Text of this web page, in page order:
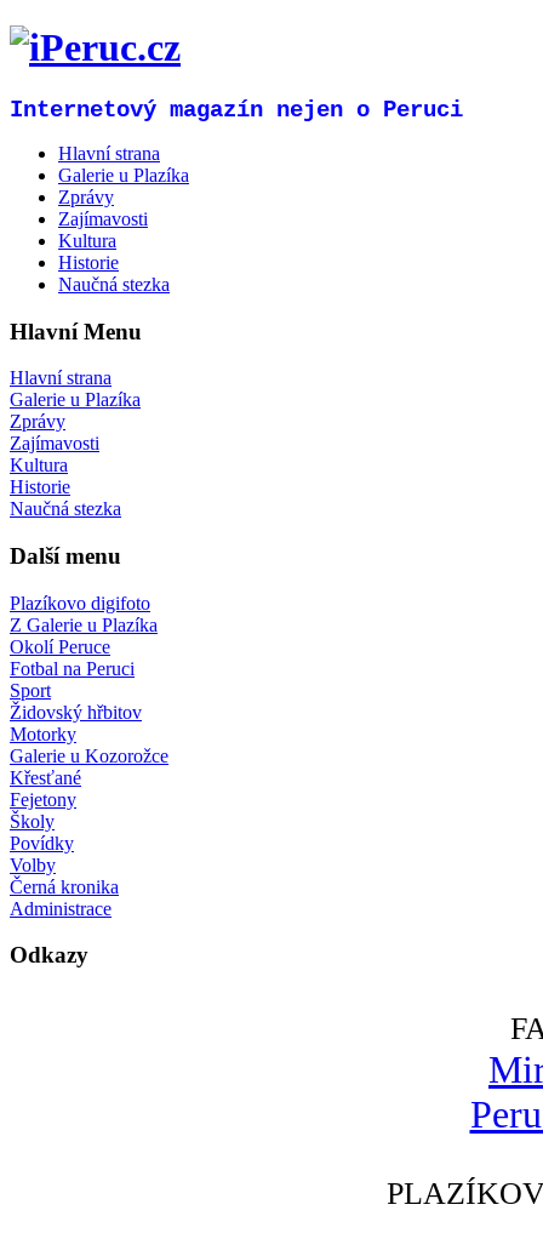
Internetový magazín nejen o Peruci
Hlavní strana
Galerie u Plazíka
Zprávy
Zajímavosti
Kultura
Historie
Naučná stezka
Hlavní Menu
Hlavní strana
Galerie u Plazíka
Zprávy
Zajímavosti
Kultura
Historie
Naučná stezka
Další menu
Plazíkovo digifoto
Z Galerie u Plazíka
Okolí Peruce
Fotbal na Peruci
Sport
Židovský hřbitov
Motorky
Galerie u Kozorožce
Křesťané
Fejetony
Školy
Povídky
Volby
Černá kronika
Administrace
Odkazy